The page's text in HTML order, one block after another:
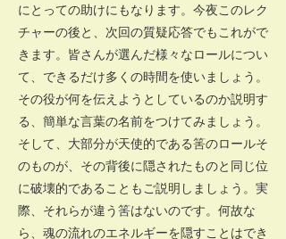
にとっての助けにもなります。今夜このレク
チャーの後と、次回の質疑応答でもこれがで
きます。皆さんが選んだ様々なロールについ
て、できるだけ多くの時間を使いましょう。
その役が何を伝えようとしているのか説明す
る、簡単な言葉の名前をつけてみましょう。
そして、大部分が天使的である筈のロールそ
のものが、その背後に隠されたものと同じ位
に破壊的であることもご説明しましょう。実
際、それらが違う筈はないのです。何故な
ら、魂の流れのエネルギーを隠すことはでき